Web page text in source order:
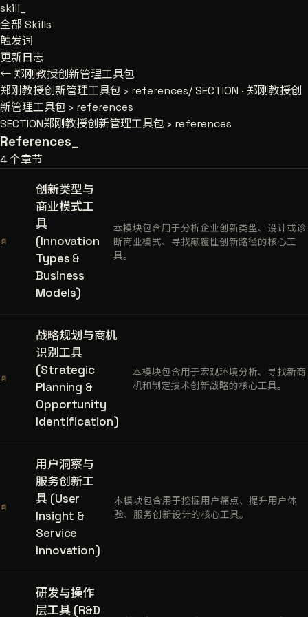
skill
全部 Skills
触发词
更新日志
← 郑刚教授创新管理工具包
郑刚教授创新管理工具包 › references/SECTION · 郑刚教授创
新管理工具包 › references
SECTION郑刚教授创新管理工具包 › references
References
4 个章节
📄
创新类型与
商业模式工
具
(Innovation
Types &
Business
Models)
本模块包含用于分析企业创新类型、设计或诊
断商业模式、寻找颠覆性创新路径的核心工
具。
📄
战略规划与商机
识别工具
(Strategic
Planning &
Opportunity
Identification)
本模块包含用于宏观环境分析、寻找新商
机和制定技术创新战略的核心工具。
📄
用户洞察与
服务创新工
具 (User
Insight &
Service
Innovation)
本模块包含用于挖掘用户痛点、提升用户体
验、服务创新设计的核心工具。
研发与操作
层工具 (R&D